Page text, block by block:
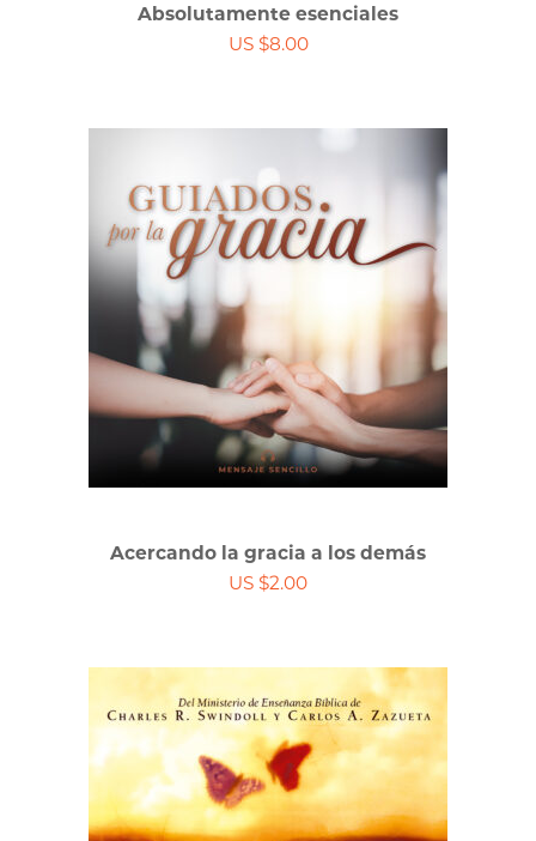
Absolutamente esenciales
US $8.00
Acercando la gracia a los demás
US $2.00